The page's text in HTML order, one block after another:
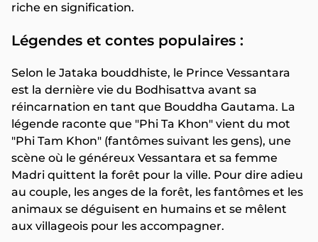
riche en signification.
Légendes et contes populaires :
Selon le Jataka bouddhiste, le Prince Vessantara
est la dernière vie du Bodhisattva avant sa
réincarnation en tant que Bouddha Gautama. La
légende raconte que "Phi Ta Khon" vient du mot
"Phi Tam Khon" (fantômes suivant les gens), une
scène où le généreux Vessantara et sa femme
Madri quittent la forêt pour la ville. Pour dire adieu
au couple, les anges de la forêt, les fantômes et les
animaux se déguisent en humains et se mêlent
aux villageois pour les accompagner.